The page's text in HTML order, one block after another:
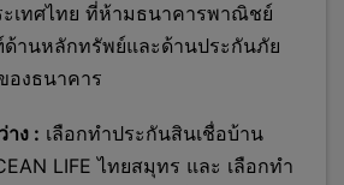
เทศไทย ที่ห้ามธนาคารพาณิชย์
านหลักทรัพย์และด้านประกันภัย
งธนาคาร
าง : เลือกทำประกันสินเชื่อบ้าน
LIFE ไทยสมุทร และ เลือกทำ